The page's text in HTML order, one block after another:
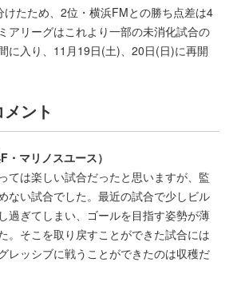
けたため、2位・横浜FMとの勝ち点差は4
アリーグはこれより一部の未消化試合の
に入り、11月19日(土)、20日(日)に再開
ント
マリノスユース）
ては楽しい試合だったと思いますが、監
ない試合でした。最近の試合で少しビル
過ぎてしまい、ゴールを目指す姿勢が薄
。そこを取り戻すことができた試合には
レッシブに戦うことができたのは収穫だ